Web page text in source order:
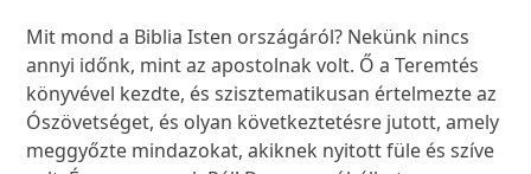
Mit mond a Biblia Isten országáról? Nekünk nincs
annyi időnk, mint az apostolnak volt. Ő a Teremtés
könyvével kezdte, és szisztematikusan értelmezte az
Ószövetséget, és olyan következtetésre jutott, amely
meggyőzte mindazokat, akiknek nyitott füle és szíve